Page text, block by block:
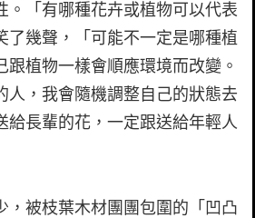
。「有哪種花卉或植物可以代表
了幾聲，「可能不一定是哪種植
跟植物一樣會順應環境而改變。
人，我會隨機調整自己的狀態去
給長輩的花，一定跟送給年輕人
，被枝葉木材團團包圍的「凹凸